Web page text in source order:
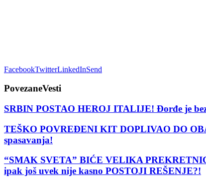
FacebookTwitterLinkedInSend
PovezaneVesti
SRBIN POSTAO HEROJ ITALIJE! Đorđe je
TEŠKO POVREĐENI KIT DOPLIVAO DO
spasavanja!
“SMAK SVETA” BIĆE VELIKA
ipak još uvek nije kasno POSTOJI REŠENJE?!